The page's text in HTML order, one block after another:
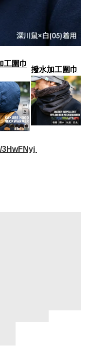
工圍巾
撥水加工圍巾
3HwFNyj